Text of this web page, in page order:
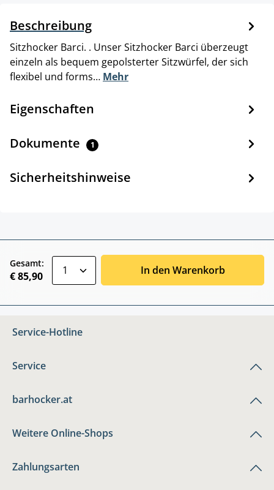
Beschreibung
Sitzhocker Barci. . Unser Sitzhocker Barci überzeugt
einzeln als bequem gepolsterter Sitzwürfel, der sich
flexibel und forms… Mehr
Eigenschaften
Dokumente 1
Sicherheitshinweise
Gesamt:
€ 85,90 In den Warenkorb
Service-Hotline
Service
barhocker.at
Weitere Online-Shops
Zahlungsarten